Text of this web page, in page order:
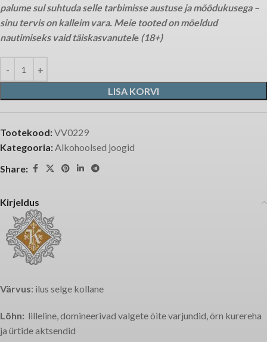
palume sul suhtuda selle tarbimisse austuse ja mõõdukusega –
sinu tervis on kalleim vara. Meie tooted on mõeldud
nautimiseks vaid täiskasvanutele (18+)
LISA KORVI
Tootekood:VV0229
Kategooria:Alkohoolsed joogid
Share:
Kirjeldus
Värvus: ilus selge kollane
Lõhn: lilleline, domineerivad valgete õite varjundid, õrn kurereha
ja ürtide aktsendid